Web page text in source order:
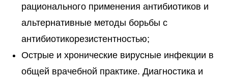
рационального применения антибиотиков и
альтернативные методы борьбы с
антибиотикорезистентностью;
Острые и хронические вирусные инфекции в
общей врачебной практике. Диагностика и